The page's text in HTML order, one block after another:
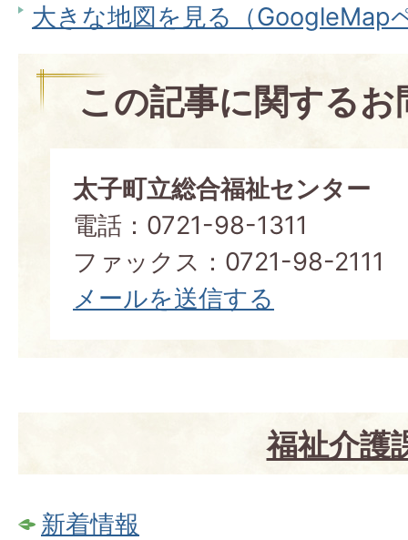
大きな地図を見る（GoogleMap
この記事に関する
太子町立総合福祉センター
電話：0721-98-1311
ファックス：0721-98-2111
メールを送信する
福祉介護
新着情報